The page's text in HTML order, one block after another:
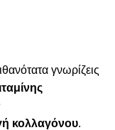
γνωρίζεις
κολλαγόνου.